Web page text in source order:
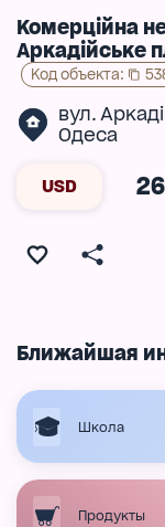
Комерційна
Аркадійське
Код объекта:
вул.
Одеса
USD
Ближайшая
Школа
Продукты